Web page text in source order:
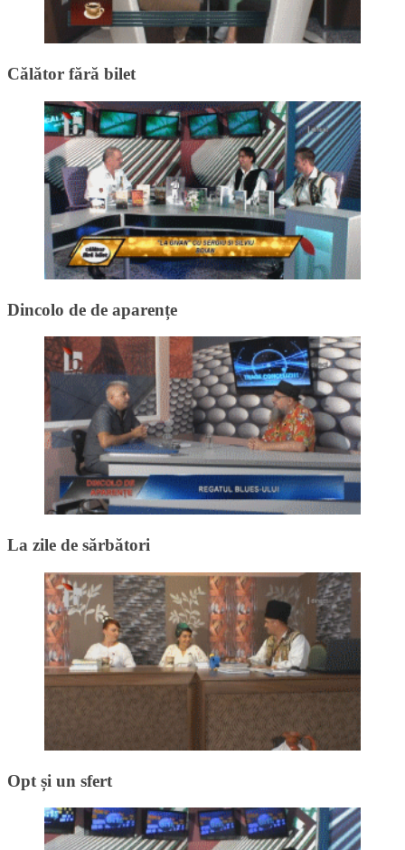
Călător fără bilet
Dincolo de de aparențe
La zile de sărbători
Opt și un sfert